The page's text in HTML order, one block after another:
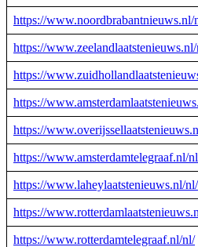
https://www.noordbrabantnieuws.nl/
https://
https://
https://
https://
https://www.amsterdamtelegraaf.nl/
https://www.laheylaatstenieuws.nl/nl/
https://
https://www.rotterdamtelegraaf.nl/nl/